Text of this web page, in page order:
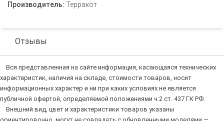
Производитель: Терракот
Отзывы
Вся представленная на сайте информация, касающаяся технических
характеристик, наличия на складе, стоимости товаров, носит
информационных характер и ни при каких условиях не является
публичной офертой, определяемой положениями ч.2 ст. 437 ГК РФ.
Внешний вид, цвет и характеристики товаров указаны